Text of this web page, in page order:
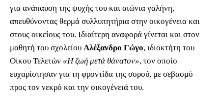
για ανάπαυση της ψυχής του και αιώνια γαλήνη,
απευθύνοντας θερμά συλλυπητήρια στην οικογένεια και
στους οικείους του. Ιδιαίτερη αναφορά γίνεται και στον
μαθητή του σχολείου Αλέξανδρο Γώγο, ιδιοκτήτη του
Οίκου Τελετών «Η ζωή μετά θάνατον», τον οποίο
ευχαρίστησαν για τη φροντίδα της σορού, με σεβασμό
προς τον νεκρό και την οικογένειά του.